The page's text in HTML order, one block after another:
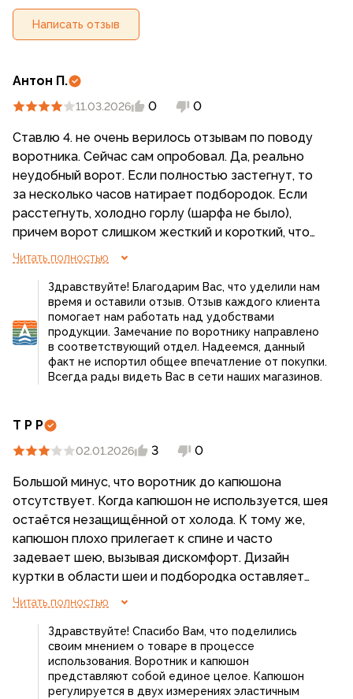
Написать отзыв
Антон П.
11.03.2026 0 0
Ставлю 4. не очень верилось отзывам по поводу
воротника. Сейчас сам опробовал. Да, реально
неудобный ворот. Если полностью застегнут, то
за несколько часов натирает подбородок. Если
расстегнуть, холодно горлу (шарфа не было),
причем ворот слишком жесткий и короткий, что
бы расстегнутым лечь на плечи и слишком
промежуточное состояние, которое смотрится не
очень.
По фасону все же данное изделие ближе к
униформе, в черном цвете супруга сказала, что я
напоминаю охранника. Не очень удобно
застегивать центральную молнию т.к. мешают
затяжка (не знаю как правильно называется), но
распускать.
Из плюсов - по-моему мнению вещь все же
надежная, не продувается (успел застать немного
морозов и ветра). Черный цвет - не маркий, много
карманов. Для походов подойдет больше, чем для
прогулок по городу, но надо решить с воротом.
Фото крепить не буду.
Читать полностью
Здравствуйте! Благодарим Вас, что уделили нам
время и оставили отзыв. Отзыв каждого клиента
помогает нам работать над удобствами
продукции. Замечание по воротнику направлено
в соответствующий отдел. Надеемся, данный
факт не испортил общее впечатление от покупки.
Всегда рады видеть Вас в сети наших магазинов.
Т Р Р
02.01.2026 3 0
Большой минус, что воротник до капюшона
отсутствует. Когда капюшон не используется, шея
остаётся незащищённой от холода. К тому же,
капюшон плохо прилегает к спине и часто
задевает шею, вызывая дискомфорт. Дизайн
куртки в области шеи и подбородка оставляет
желать лучшего с точки зрения эргономики: когда
этом материал куртки достаточно жестки.
Читать полностью
Здравствуйте! Спасибо Вам, что поделились
своим мнением о товаре в процессе
использования. Воротник и капюшон
представляют собой единое целое. Капюшон
регулируется в двух измерениях эластичным